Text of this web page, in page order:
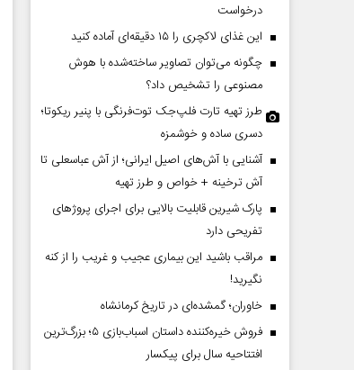
درخواست
این غذای لاکچری را ۱۵ دقیقه‌ای آماده کنید
چگونه می‌توان تصاویر ساخته‌شده با هوش
مصنوعی را تشخیص داد؟
طرز تهیه تارت فلپ‌جک توت‌فرنگی با پنیر ریکوتا؛
دسری ساده و خوشمزه
آشنایی با آش‌های اصیل ایرانی؛ از آش عباسعلی تا
آش ترخینه + خواص و طرز تهیه
پارک شیرین قابلیت‌ بالایی برای اجرای پروژهای
تفریحی دارد
مراقب باشید این بیماری عجیب و غریب را از کنه
نگیرید!
خاوران؛ گمشده‌ای در تاریخ کرمانشاه
فروش خیره‌کننده داستان اسباب‌بازی ۵؛ بزرگ‌ترین
افتتاحیه سال برای پیکسار